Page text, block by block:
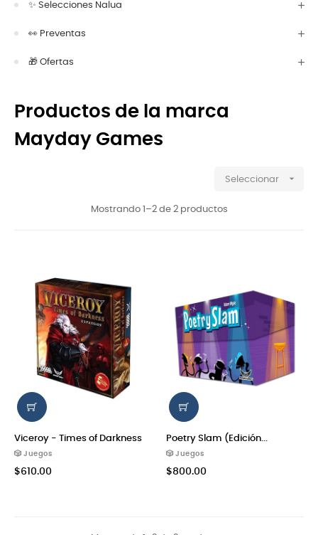
✨ Selecciones Nalua
👀 Preventas
🎁 Ofertas
Productos de la marca
Mayday Games
Seleccionar 
Mostrando 1–2 de 2 productos
Viceroy - Times of Darkness
🎲 Juegos
$610.00
Poetry Slam (Edición...
🎲 Juegos
$800.00